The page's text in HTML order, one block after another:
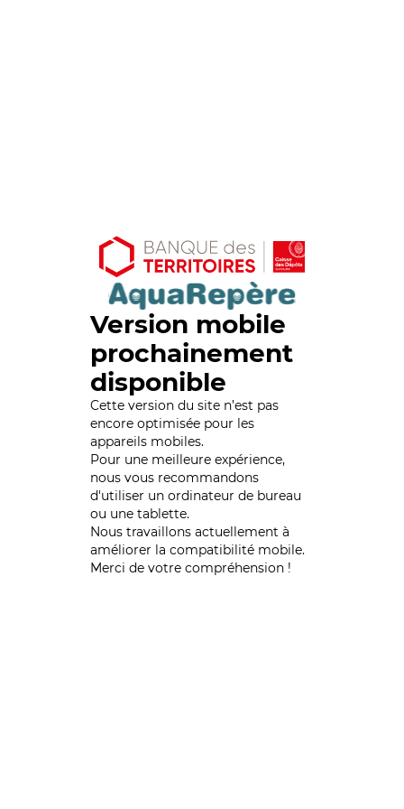
Version mobile
prochainement
disponible
Cette version du site n’est pas
encore optimisée pour les
appareils mobiles.
Pour une meilleure expérience,
nous vous recommandons
d'utiliser un ordinateur de bureau
ou une tablette.
Nous travaillons actuellement à
améliorer la compatibilité mobile.
Merci de votre compréhension !